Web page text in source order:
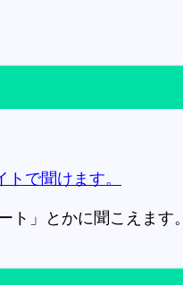
で聞けます。
ト」とかに聞こえます。